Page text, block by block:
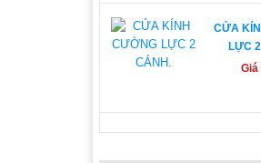
LỰC
Giá